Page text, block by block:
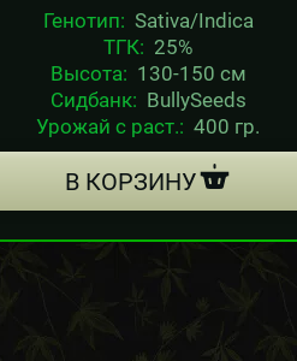
Генотип: Sativa/Indica
ТГК: 25%
Высота: 130-150 см
Сидбанк: BullySeeds
Урожай с раст.: 400 гр.
В КОРЗИНУ